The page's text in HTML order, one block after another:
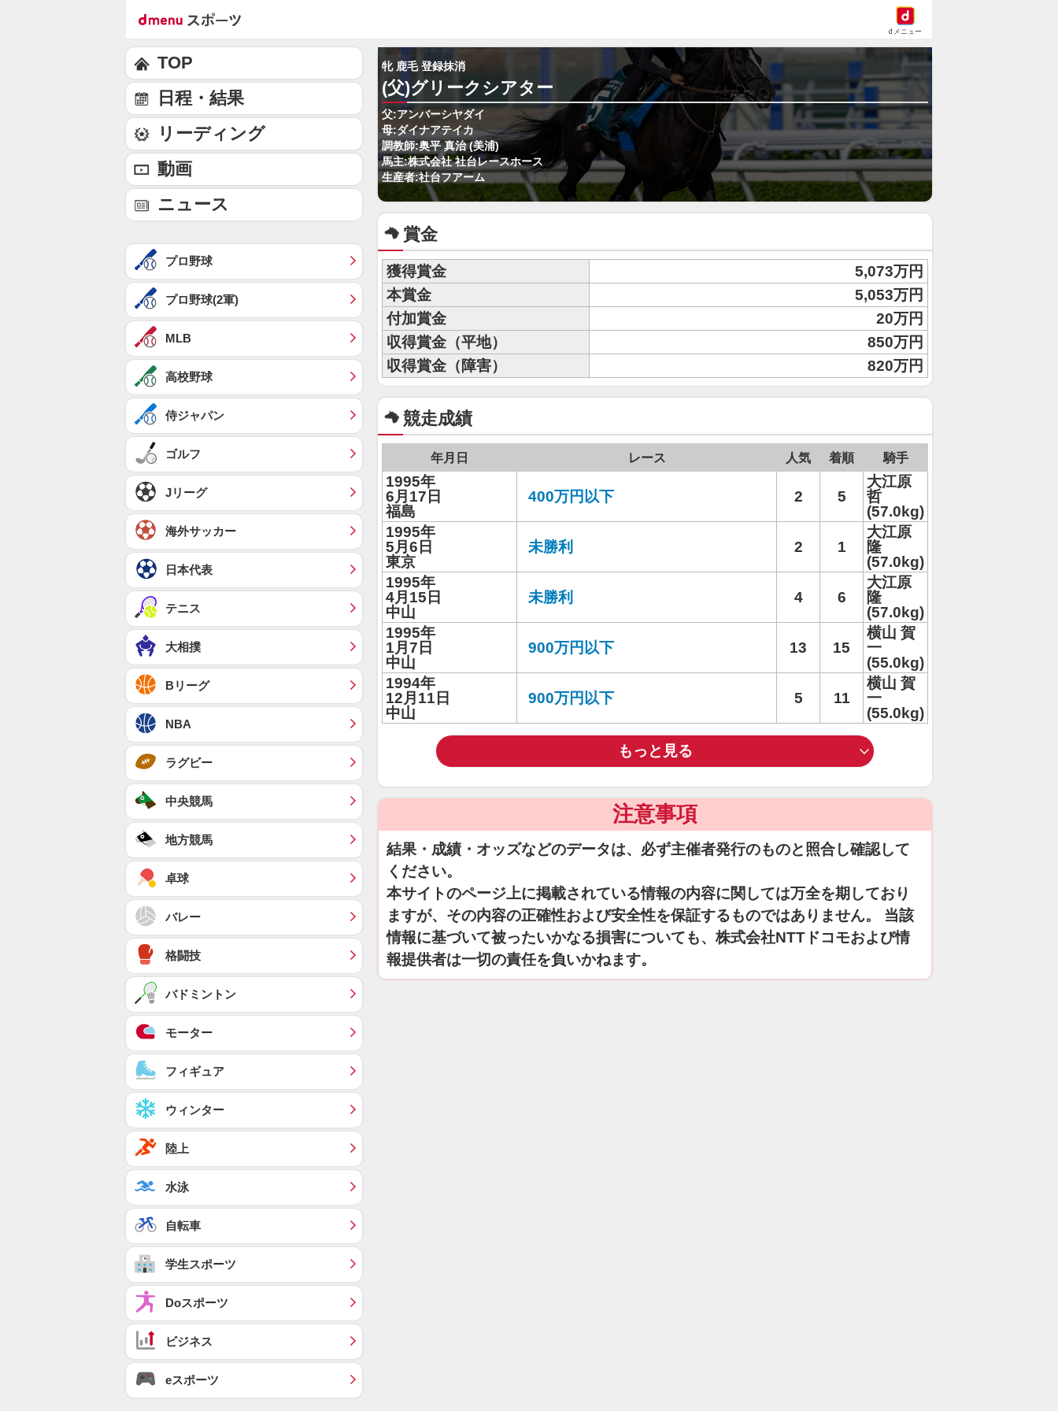
dメニュー
牝 鹿毛 登録抹消
(父)グリークシアター
父:アンバーシヤダイ
母:ダイナアテイカ
調教師:奥平 真治 (美浦)
馬主:株式会社 社台レースホース
生産者:社台フアーム
賞金
獲得賞金
5,073万円
本賞金
5,053万円
付加賞金
20万円
収得賞金（平地）
850万円
収得賞金（障害）
820万円
競走成績
年月日 レース 人気 着順 騎手
1995年
6月17日
福島
400万円以下 2 5
大江原
哲
(57.0kg)
1995年
5月6日
東京
未勝利 2 1
大江原
隆
(57.0kg)
1995年
4月15日
中山
未勝利 4 6
大江原
隆
(57.0kg)
1995年
1月7日
中山
900万円以下 13 15
横山 賀
一
(55.0kg)
1994年
12月11日
中山
900万円以下 5 11
横山 賀
一
(55.0kg)
もっと見る
注意事項
結果・成績・オッズなどのデータは、必ず主催者発行のものと照合し確認して
ください。
本サイトのページ上に掲載されている情報の内容に関しては万全を期しており
ますが、その内容の正確性および安全性を保証するものではありません。 当該
情報に基づいて被ったいかなる損害についても、株式会社NTTドコモおよび情
報提供者は一切の責任を負いかねます。
TOP
日程・結果
リーディング
動画
ニュース
プロ野球
プロ野球(2軍)
MLB
高校野球
侍ジャパン
ゴルフ
Jリーグ
海外サッカー
日本代表
テニス
大相撲
Bリーグ
NBA
ラグビー
中央競馬
地方競馬
卓球
バレー
格闘技
バドミントン
モーター
フィギュア
ウィンター
陸上
水泳
自転車
学生スポーツ
Doスポーツ
ビジネス
eスポーツ